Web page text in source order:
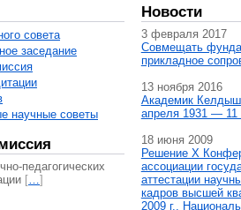
совета
заседание
научные советы
педагогических
[…]
Новости
3 февраля 2017
Совмещать
прикладное
13 ноября 2016
Академик
апреля 1931 — 11
18 июня 2009
Решение X
ассоциации
аттестации
кадров высшей
2009 г.,